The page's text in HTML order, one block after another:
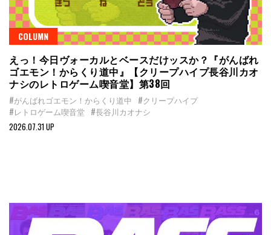
COLUMN
えっ！今日ヴォーカルとベースだけッスか？『がんばれ
ゴエモン！からくり道中』【クリープハイプ長谷川カオ
ナシのレトロゲーム喫音堂】第38回
#がんばれゴエモン！からくり道中 #クリープハイプ
#レトロゲーム喫音堂 #長谷川カオナシ
2026.07.31 UP